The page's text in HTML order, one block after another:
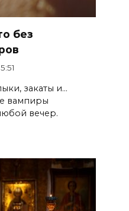
без
закаты и…
вампиры
вечер.